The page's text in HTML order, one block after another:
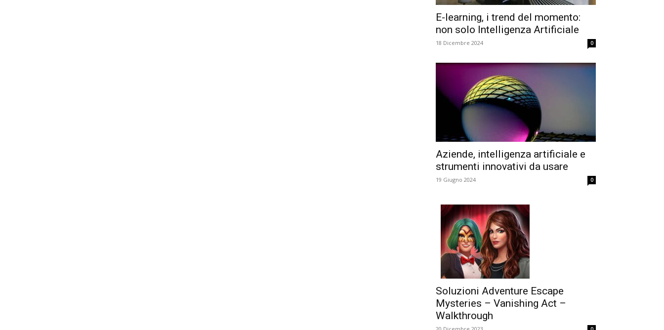
E-learning, i trend del momento:
non solo Intelligenza Artificiale
18 Dicembre 2024 0
Aziende, intelligenza artificiale e
strumenti innovativi da usare
19 Giugno 2024 0
Soluzioni Adventure Escape
Mysteries – Vanishing Act –
Walkthrough